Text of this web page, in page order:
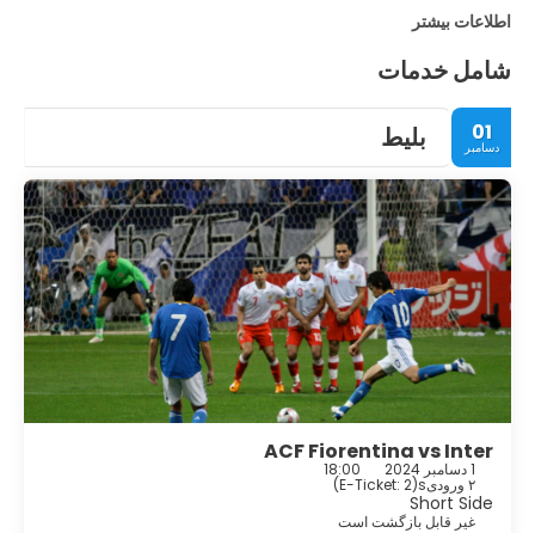
اطلاعات بیشتر
شامل خدمات
01
دسامبر بلیط
ACF Fiorentina vs Inter
1 دسامبر 2024 18:00
۲ ورودیs (
E-Ticket: 2
)
Short Side
غیر قابل بازگشت است